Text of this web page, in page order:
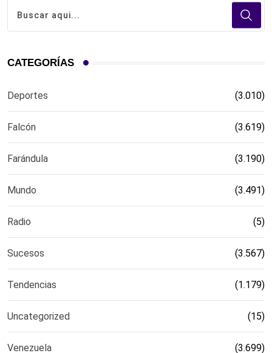
CATEGORÍAS
Deportes (3.010)
Falcón (3.619)
Farándula (3.190)
Mundo (3.491)
Radio (5)
Sucesos (3.567)
Tendencias (1.179)
Uncategorized (15)
Venezuela (3.699)